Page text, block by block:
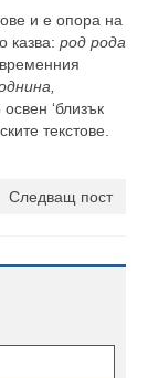
и е опора на
казва: род рода
освен ‘близък
текстове.
Следващ пост